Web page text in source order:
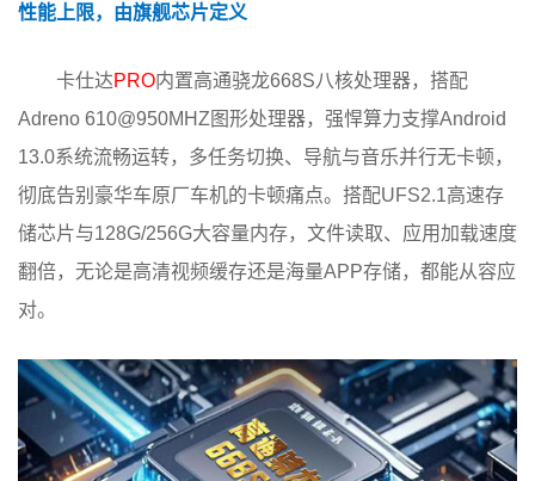
性能上限，由旗舰芯片定义
卡仕达PRO内置高通骁龙668S八核处理器，搭配
Adreno 610@950MHZ图形处理器，强悍算力支撑Android
13.0系统流畅运转，多任务切换、导航与音乐并行无卡顿，
彻底告别豪华车原厂车机的卡顿痛点。搭配UFS2.1高速存
储芯片与128G/256G大容量内存，文件读取、应用加载速度
翻倍，无论是高清视频缓存还是海量APP存储，都能从容应
对。